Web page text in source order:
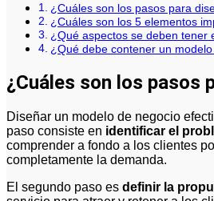
¿Cuáles son los pasos para
¿Cuáles son los 5 elementos
¿Qué aspectos se deben tener
¿Qué debe contener un
¿Cuáles son los pasos
Diseñar un modelo de negocio efectivo es fundamental para el éxito de cualquier emprendimiento. El primer
paso consiste en identificar el
comprender a fondo a los clientes
completamente la demanda.
El segundo paso es definir la